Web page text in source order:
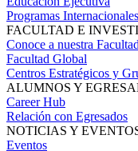
Programas Internacionales
FACULTAD E
Conoce a nuestra
Facultad Global
Centros Estratégicos y
ALUMNOS Y
Career Hub
Relación con Egresados
NOTICIAS Y
Eventos